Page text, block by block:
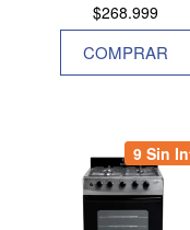
$268.999
COMPRAR
9 Sin